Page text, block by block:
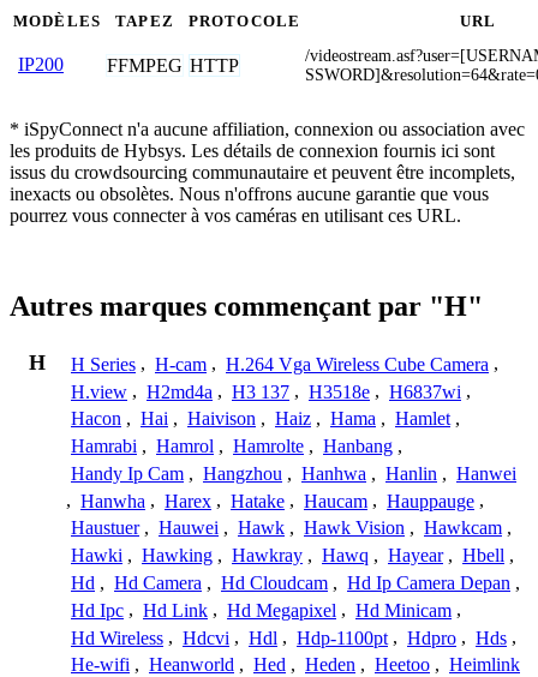
MODÈLES TAPEZ PROTOCOLE URL
IP200 FFMPEG HTTP
/
* iSpyConnect n'a aucune affiliation, connexion ou association avec
les produits de Hybsys. Les détails de connexion fournis ici sont
issus du crowdsourcing communautaire et peuvent être incomplets,
inexacts ou obsolètes. Nous n'offrons aucune garantie que vous
pourrez vous connecter à vos caméras en utilisant ces URL.
Autres marques commençant par "H"
H H Series , H-cam , H.264 Vga Wireless Cube Camera ,
H.view , H2md4a , H3 137 , H3518e , H6837wi ,
Hacon , Hai , Haivison , Haiz , Hama , Hamlet ,
Hamrabi , Hamrol , Hamrolte , Hanbang ,
Handy Ip Cam , Hangzhou , Hanhwa , Hanlin , Hanwei
, Hanwha , Harex , Hatake , Haucam , Hauppauge ,
Haustuer , Hauwei , Hawk , Hawk Vision , Hawkcam ,
Hawki , Hawking , Hawkray , Hawq , Hayear , Hbell ,
Hd , Hd Camera , Hd Cloudcam , Hd Ip Camera Depan ,
Hd Ipc , Hd Link , Hd Megapixel , Hd Minicam ,
Hd Wireless , Hdcvi , Hdl , Hdp-1100pt , Hdpro , Hds ,
He-wifi , Heanworld , Hed , Heden , Heetoo , Heimlink